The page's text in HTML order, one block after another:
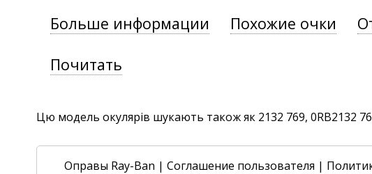
Больше информации Похожие очки
Почитать
Цю модель окулярів шукають також як 2132 769, 0RB2132
Оправы Ray-Ban | Соглашение пользователя |